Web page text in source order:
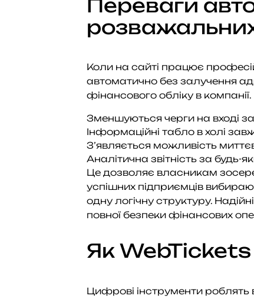
Переваги
Коли на сайті працює
автоматично без залучення
фінансового обліку в компанії.
Зменшуються черги на вході
Інформаційні табло в холі
З’являється можливість
Аналітична звітність за
Це дозволяє власникам
успішних підприємців
одну логічну структуру.
повної безпеки фінансових
Як
Цифрові інструменти роблять